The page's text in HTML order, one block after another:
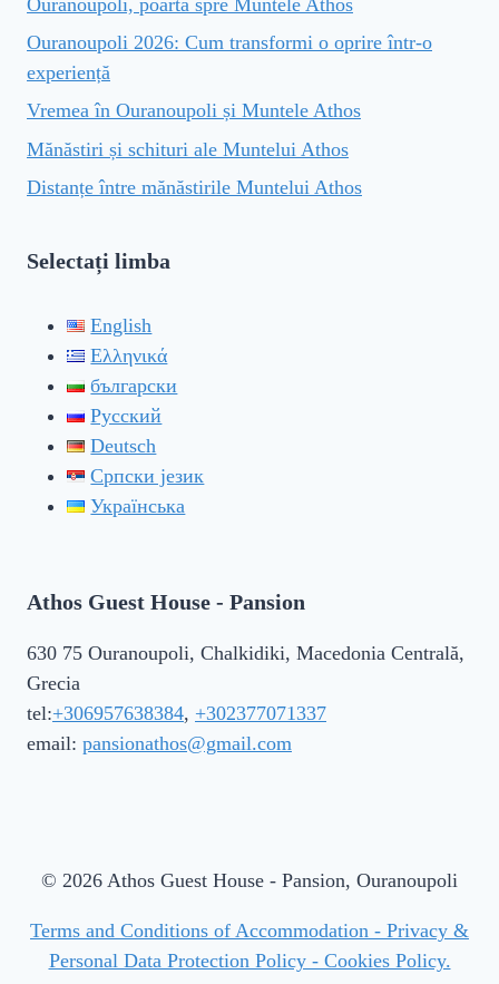
Ouranoupoli, poarta spre Muntele Athos
Ouranoupoli 2026: Cum transformi o oprire într-o
experiență
Vremea în Ouranoupoli și Muntele Athos
Mănăstiri și schituri ale Muntelui Athos
Distanțe între mănăstirile Muntelui Athos
Selectați limba
English
Ελληνικά
български
Русский
Deutsch
Српски језик
Українська
Athos Guest House - Pansion
630 75 Ouranoupoli, Chalkidiki, Macedonia Centrală,
Grecia
tel:+306957638384, +302377071337
email: pansionathos@gmail.com
© 2026 Athos Guest House - Pansion, Ouranoupoli
Terms and Conditions of Accommodation - Privacy &
Personal Data Protection Policy - Cookies Policy.